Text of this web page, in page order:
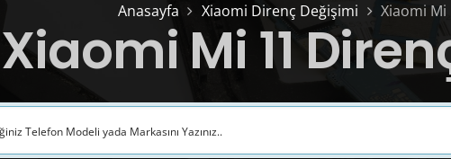
Anasayfa Xiaomi Direnç Değişimi Xiaomi
Xiaomi Mi 11